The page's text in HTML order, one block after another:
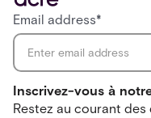
Inscrivez-vous à
Restez au courant
Email address*